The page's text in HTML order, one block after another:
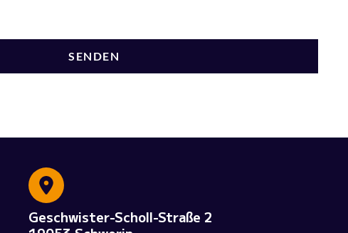
SENDEN
Geschwister-Scholl-Straße 2